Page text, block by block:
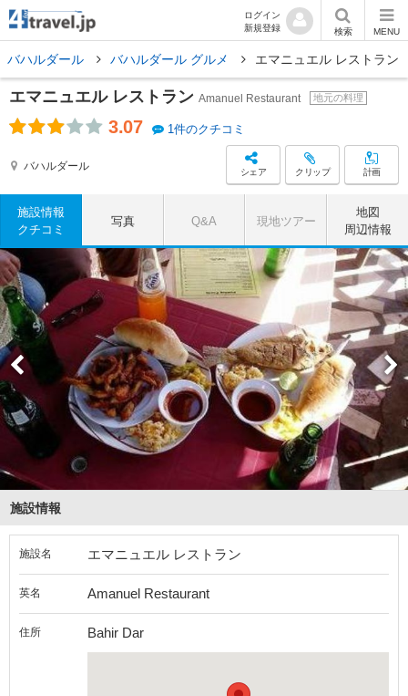
ログイン
新規登録
検索 MENU
バハルダール バハルダール グルメ エマニュエル レストラン
エマニュエル レストラン Amanuel Restaurant 地元の料理
3.07 1件のクチコミ
バハルダール シェア クリップ 計画
施設情報
クチコミ
写真 Q&A 現地ツアー
地図
周辺情報
施設情報
施設名 エマニュエル レストラン
英名 Amanuel Restaurant
住所 Bahir Dar